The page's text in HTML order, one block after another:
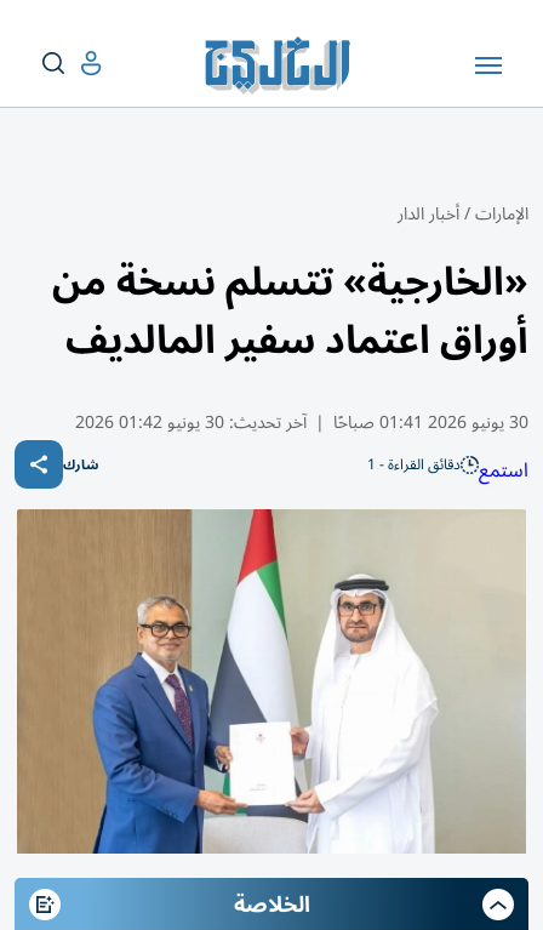
الإمارات/أخبار الدار
«الخارجية» تتسلم نسخة من
أوراق اعتماد سفير المالديف
30 يونيو 2026 01:41 صباحًا | آخر تحديث:30 يونيو 01:42 2026
استمع دقائق القراءة - 1 شارك
الخلاصة